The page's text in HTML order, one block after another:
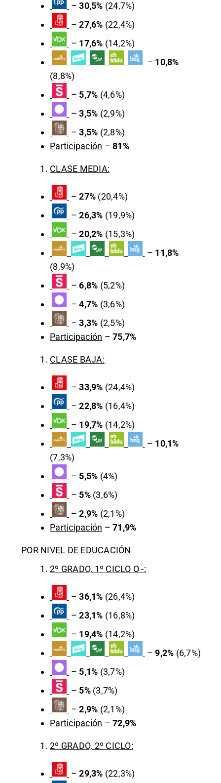
–30,5% (24,7%)
–27,6% (22,4%)
– 17,6% (14,2%)
– 10,8%
(8,8%)
– 5,7% (4,6%)
–3,5% (2,9%)
–3,5% (2,8%)
Participación – 81%
CLASE MEDIA:
–27% (20,4%)
–26,3% (19,9%)
–20,2% (15,3%)
– 11,8%
(8,9%)
–6,8% (5,2%)
–4,7% (3,6%)
–3,3% (2,5%)
Participación – 75,7%
CLASE BAJA:
–33,9% (24,4%)
–22,8% (16,4%)
– 19,7% (14,2%)
– 10,1%
(7,3%)
– 5,5% (4%)
– 5% (3,6%)
–2,9% (2,1%)
Participación – 71,9%
POR NIVEL DE EDUCACIÓN
2º GRADO, 1º CICLO O -:
–36,1% (26,4%)
–23,1% (16,8%)
– 19,4% (14,2%)
–9,2% (6,7%)
– 5,1% (3,7%)
– 5% (3,7%)
–2,9% (2,1%)
Participación – 72,9%
2º GRADO, 2º CICLO:
–29,3% (22,3%)